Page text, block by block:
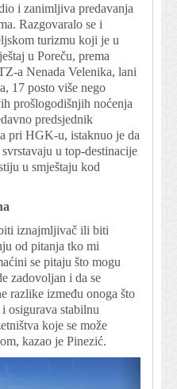
i zanimljiva predavanja
Razgovaralo se i
turizmu koji je u
u Poreču, prema
a Nenada Velenika, lani
17 posto više nego
prošlogodišnjih noćenja
predsjednik
pri HGK-u, istaknuo je da
u top-destinacije
u smještaju kod
iznajmljivač ili biti
od pitanja tko mi
se pitaju što mogu
zadovoljan i da se
razlike između onoga što
osigurava stabilnu
koje se može
kazao je Pinezić.